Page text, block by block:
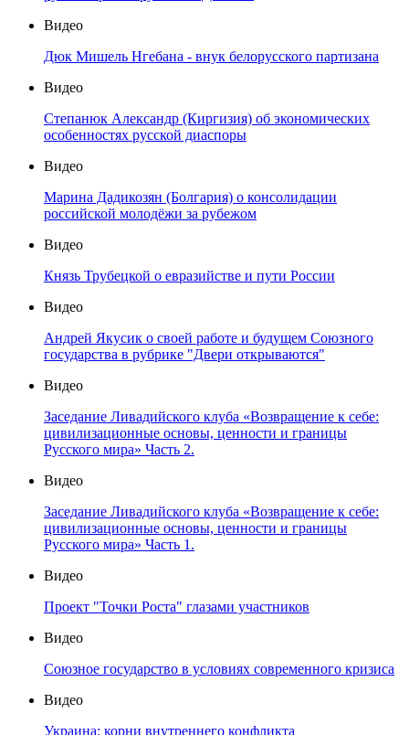
Видео
Дюк Мишель Нгебана - внук белорусского партизана
Видео
Степанюк Александр (Киргизия) об экономических
особенностях русской диаспоры
Видео
Марина Дадикозян (Болгария) о консолидации
российской молодёжи за рубежом
Видео
Князь Трубецкой о евразийстве и пути России
Видео
Андрей Якусик о своей работе и будущем Союзного
государства в рубрике "Двери открываются"
Видео
Заседание Ливадийского клуба «Возвращение к себе:
цивилизационные основы, ценности и границы
Русского мира» Часть 2.
Видео
Заседание Ливадийского клуба «Возвращение к себе:
цивилизационные основы, ценности и границы
Русского мира» Часть 1.
Видео
Проект "Точки Роста" глазами участников
Видео
Союзное государство в условиях современного кризиса
Видео
Украина: корни внутреннего конфликта